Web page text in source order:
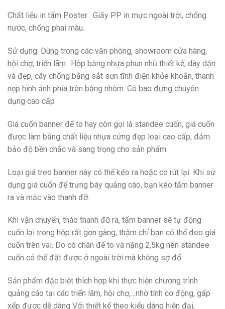
Chất liệu in tấm Poster : Giấy PP in mực ngoài trời, chống
nước, chống phai màu.
Sử dụng: Dùng trong các văn phòng, showroom cửa hàng,
hội chợ, triển lãm.. Hộp bằng nhựa phun nhũ thiết kế, dày dặn
và đẹp, cây chống bằng sắt sơn tĩnh điện khỏe khoắn, thanh
nẹp hình ảnh phía trên bằng nhôm. Có bao đựng chuyên
dụng cao cấp
Giá cuốn banner đế to hay còn gọi là standee cuốn, giá cuốn
được làm bằng chất liệu nhựa cứng đẹp loại cao cấp, đảm
bảo độ bền chắc và sang trọng cho sản phẩm.
Loại giá treo banner này có thể kéo ra hoặc co rút lại. Khi sử
dụng giá cuốn để trưng bày quảng cáo, bạn kéo tấm banner
ra và mắc vào thanh đỡ.
Khi vận chuyển, tháo thanh đỡ ra, tấm banner sẽ tự động
cuốn lại trong hộp rất gọn gàng, thậm chí bạn có thể đeo giá
cuốn trên vai. Do có chân đế to và nặng 2,5kg nên standee
cuốn có thể đặt được ở ngoài trời mà không sợ đổ.
Sản phẩm đặc biệt thích hợp khi thực hiện chương trình
quảng cáo tại các triển lãm, hội chợ,…nhờ tính cơ động, gấp
xếp được dễ dàng Với thiết kế theo kiểu dáng hiện đại,